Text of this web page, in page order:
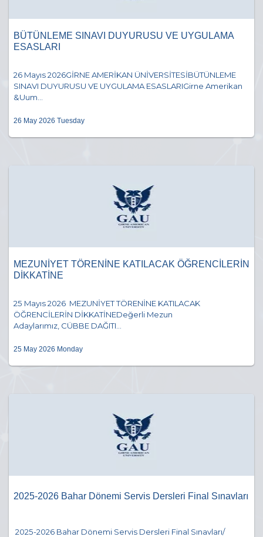
BÜTÜNLEME SINAVI DUYURUSU VE UYGULAMA
ESASLARI
26 Mayıs 2026GİRNE AMERİKAN ÜNİVERSİTESİBÜTÜNLEME
SINAVI DUYURUSU VE UYGULAMA ESASLARIGirne Amerikan
&Uum...
26 May 2026 Tuesday
MEZUNİYET TÖRENİNE KATILACAK ÖĞRENCİLERİN
DİKKATİNE
25 Mayıs 2026 MEZUNİYET TÖRENİNE KATILACAK
ÖĞRENCİLERİN DİKKATİNEDeğerli Mezun
Adaylarımız, CÜBBE DAĞITI...
25 May 2026 Monday
2025-2026 Bahar Dönemi Servis Dersleri Final Sınavları
2025-2026 Bahar Dönemi Servis Dersleri Final Sınavları/